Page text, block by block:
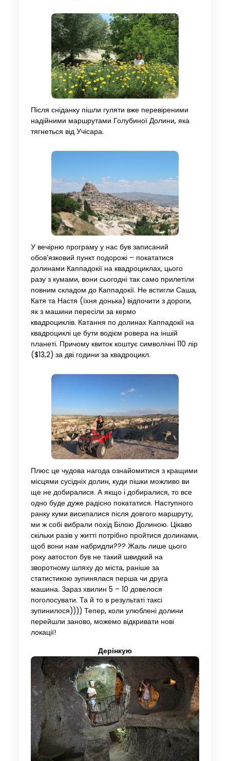
Після сніданку пішли гуляти вже перевіреними
надійними маршрутами Голубиної Долини, яка
тягнеться від Учісара.
У вечірню програму у нас був записаний
обов’язковий пункт подорожі – покататися
долинами Каппадокії на квадроциклах, цього
разу з кумами, вони сьогодні так само прилетіли
повним складом до Каппадокії. Не встигли Саша,
Катя та Настя (їхня донька) відпочити з дороги,
як з машини пересіли за кермо
квадроциклів. Катання по долинах Каппадокії на
квадроциклі це бути водієм ровера на іншій
планеті. Причому квиток коштує символічні 110 лір
($13,2) за дві години за квадроцикл.
Плюс це чудова нагода ознайомитися з кращими
місцями сусідніх долин, куди пішки можливо ви
ще не добиралися. А якщо і добиралися, то все
одно буде дуже радісно покататися. Наступного
ранку куми висипалися після довгого маршруту,
ми ж собі вибрали похід Білою Долиною. Цікаво
скільки разів у житті потрібно пройтися долинами,
щоб вони нам набридли??? Жаль лише цього
року автостоп був не такий швидкий на
зворотному шляху до міста, раніше за
статистикою зупинялася перша чи друга
машина. Зараз хвилин 5 – 10 довелося
поголосувати. Та й то в результаті таксі
зупинилося)))) Тепер, коли улюблені долини
перейшли заново, можемо відкривати нові
локації!
Дерінкую